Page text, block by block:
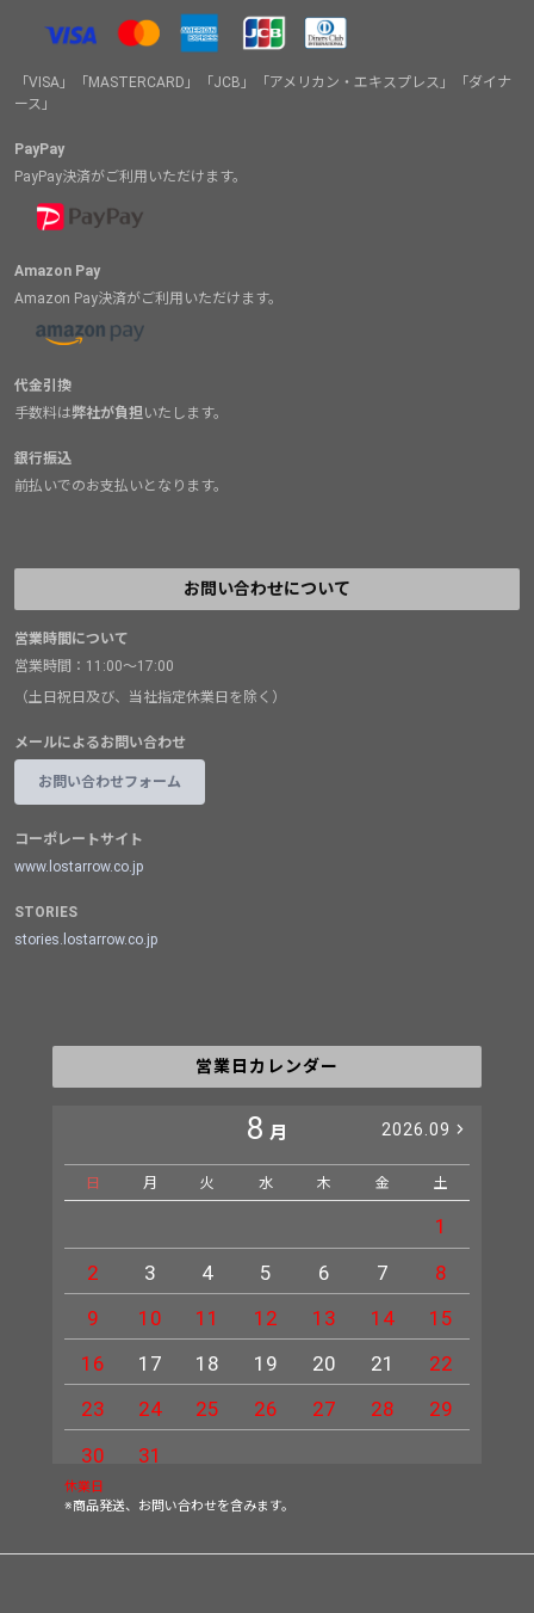
「VISA」「MASTERCARD」「JCB」「アメリカン・エキスプレス」「ダイナ
ース」
PayPay
PayPay決済がご利用いただけます。
Amazon Pay
Amazon Pay決済がご利用いただけます。
代金引換
手数料は弊社が負担いたします。
銀行振込
前払いでのお支払いとなります。
お問い合わせについて
営業時間について
営業時間：11:00～17:00
（土日祝日及び、当社指定休業日を除く）
メールによるお問い合わせ
お問い合わせフォーム
コーポレートサイト
www.lostarrow.co.jp
STORIES
stories.lostarrow.co.jp
営業日カレンダー
8 月 2026.09
日 月 火 水 木 金 土
1
2
3 4 5 6 7
8
9
10 11 12 13 14
15
16
17 18 19 20 21
22
23
24 25 26 27 28
29
30
31
休業日
※商品発送、お問い合わせを含みます。